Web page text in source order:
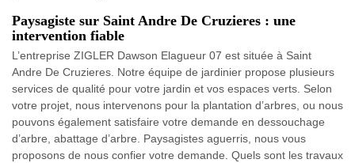
Paysagiste sur Saint Andre De Cruzieres : une
intervention fiable
L’entreprise ZIGLER Dawson Elagueur 07 est située à Saint
Andre De Cruzieres. Notre équipe de jardinier propose plusieurs
services de qualité pour votre jardin et vos espaces verts. Selon
votre projet, nous intervenons pour la plantation d’arbres, ou nous
pouvons également satisfaire votre demande en dessouchage
d’arbre, abattage d’arbre. Paysagistes aguerris, nous vous
proposons de nous confier votre demande. Quels sont les travaux